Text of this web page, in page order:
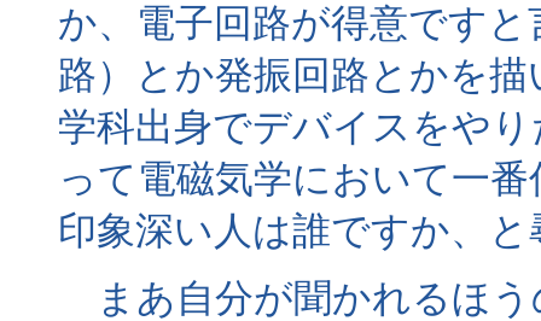
か、電子回路が得意です
路）とか発振回路とかを
学科出身でデバイスをや
って電磁気学において一
印象深い人は誰ですか、
まあ自分が聞かれるほう